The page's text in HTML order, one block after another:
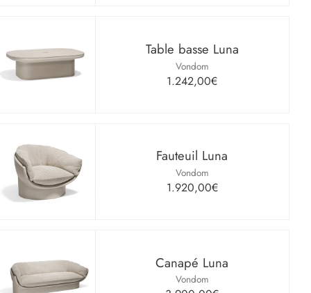
Table basse Luna
Vondom
1.242,00€
Fauteuil Luna
Vondom
1.920,00€
Canapé Luna
Vondom